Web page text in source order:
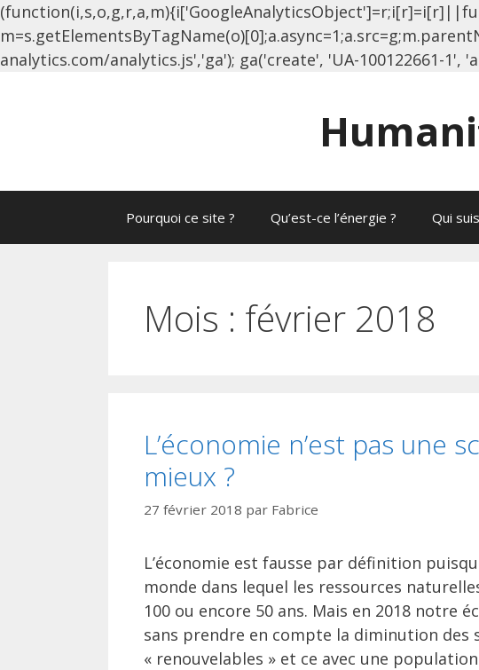
analytics.com/analytics.js','ga'); ga('create', 'UA-100122661-1',
Pourquoi ce site ? Qu’est-ce l’énergie ? Qui
Mois : février 2018
L’économie n’est pas une
mieux ?
27 février 2018 par Fabrice
L’économie est fausse par définition
monde dans lequel les ressources
100 ou encore 50 ans. Mais en 2018 notre
sans prendre en compte la diminution des
« renouvelables » et ce avec une